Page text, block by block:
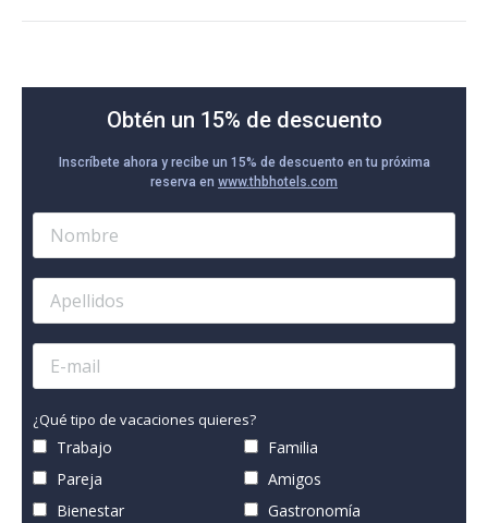
Obtén un 15% de descuento
Inscríbete ahora y recibe un 15% de descuento en tu próxima
reserva en www.thbhotels.com
¿Qué tipo de vacaciones quieres?
Trabajo
Familia
Pareja
Amigos
Bienestar
Gastronomía